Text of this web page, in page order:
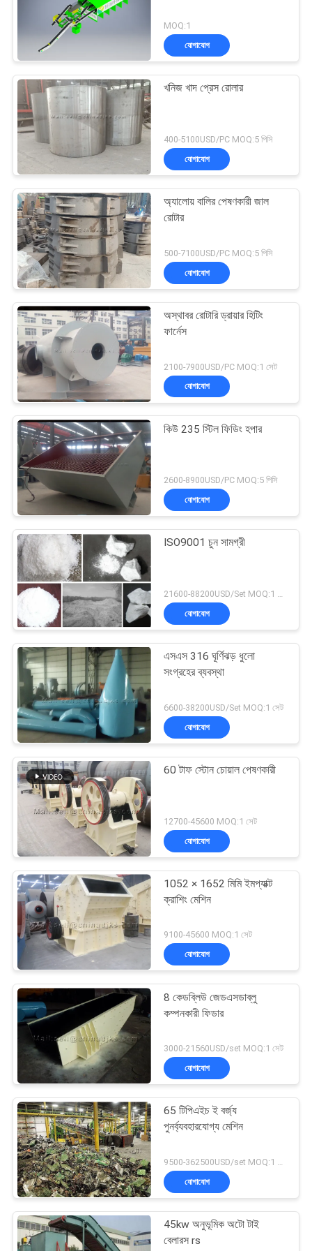
MOQ:1
যোগাযোগ
খনিজ খাদ প্রেস রোলার
400-5100USD/PC MOQ:5 পিসি
যোগাযোগ
অ্যালোয় বালির পেষণকারী জাল
রোটার
500-7100USD/PC MOQ:5 পিসি
যোগাযোগ
অস্থাবর রোটারি ড্রায়ার হিটিং
ফার্নেস
2100-7900USD/PC MOQ:1 সেট
যোগাযোগ
কিউ 235 স্টিল ফিডিং হপার
2600-8900USD/PC MOQ:5 পিসি
যোগাযোগ
ISO9001 চুন সামগ্রী
21600-88200USD/Set MOQ:1 সেট
যোগাযোগ
এসএস 316 ঘূর্ণিঝড় ধুলো
সংগ্রহের ব্যবস্থা
6600-38200USD/Set MOQ:1 সেট
যোগাযোগ
60 টাফ স্টোন চোয়াল পেষণকারী
12700-45600 MOQ:1 সেট
যোগাযোগ
1052 × 1652 মিমি ইমপ্যাক্ট
ক্রাশিং মেশিন
9100-45600 MOQ:1 সেট
যোগাযোগ
8 কেডব্লিউ জেডএসডাব্লু
কম্পনকারী ফিডার
3000-21560USD/set MOQ:1 সেট
যোগাযোগ
65 টিপিএইচ ই বর্জ্য
পুনর্ব্যবহারযোগ্য মেশিন
যোগাযোগ
45kw অনুভূমিক অটো টাই
বেলারস rs